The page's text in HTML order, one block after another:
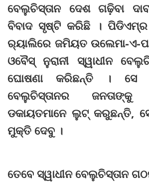
ବେଲୁଚିସ୍ତାନ ଦେଶ ଗଢ଼ିବା
ବିବାଦ ସୃଷ୍ଟି କରିଛି ।
ର‍୍ୟାଲିରେ ଜମିୟତ ଉଲେମା-ଏ-
ଓବୈସ୍‌ ନୁରାନୀ ସ୍ୱାଧୀନ
ଘୋଷଣା କରିଛନ୍ତି । ସେ
ବେଲୁଚିସ୍ତାନର
ଡକାୟତମାନେ ଲୁଟ୍‌ କରୁଛନ୍ତି,
ମୁକ୍ତି ଦେବୁ ।
ତେବେ ସ୍ୱାଧୀନ ବେଲୁଚିସ୍ତାନ